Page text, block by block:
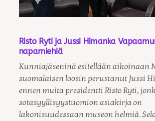
Risto Ryti ja Jussi Himanka
napamiehiä
Kunniajäseninä esitellään aikoinaan
suomalaisen loosin perustanut Jussi
ennen muita presidentti Risto Ryti,
sotasyyllisyystuomion asiakirja on
lakonisuudessaan museon helmiä.